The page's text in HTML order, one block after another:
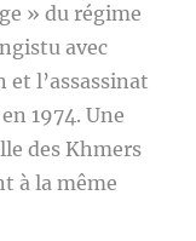
» du régime
avec
et l’assassinat
1974. Une
des Khmers
à la même